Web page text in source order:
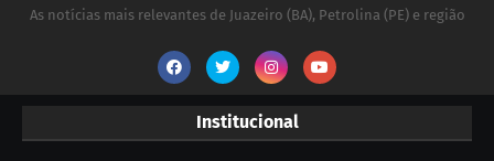
As notícias mais relevantes de Juazeiro (BA), Petrolina (PE) e região
Institucional